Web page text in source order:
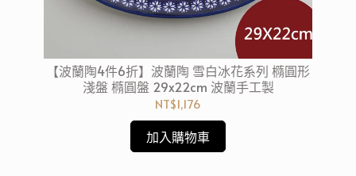
【波蘭陶4件6折】波蘭陶 雪白冰花系列 橢圓形
淺盤 橢圓盤 29x22cm 波蘭手工製
NT$1,176
加入購物車